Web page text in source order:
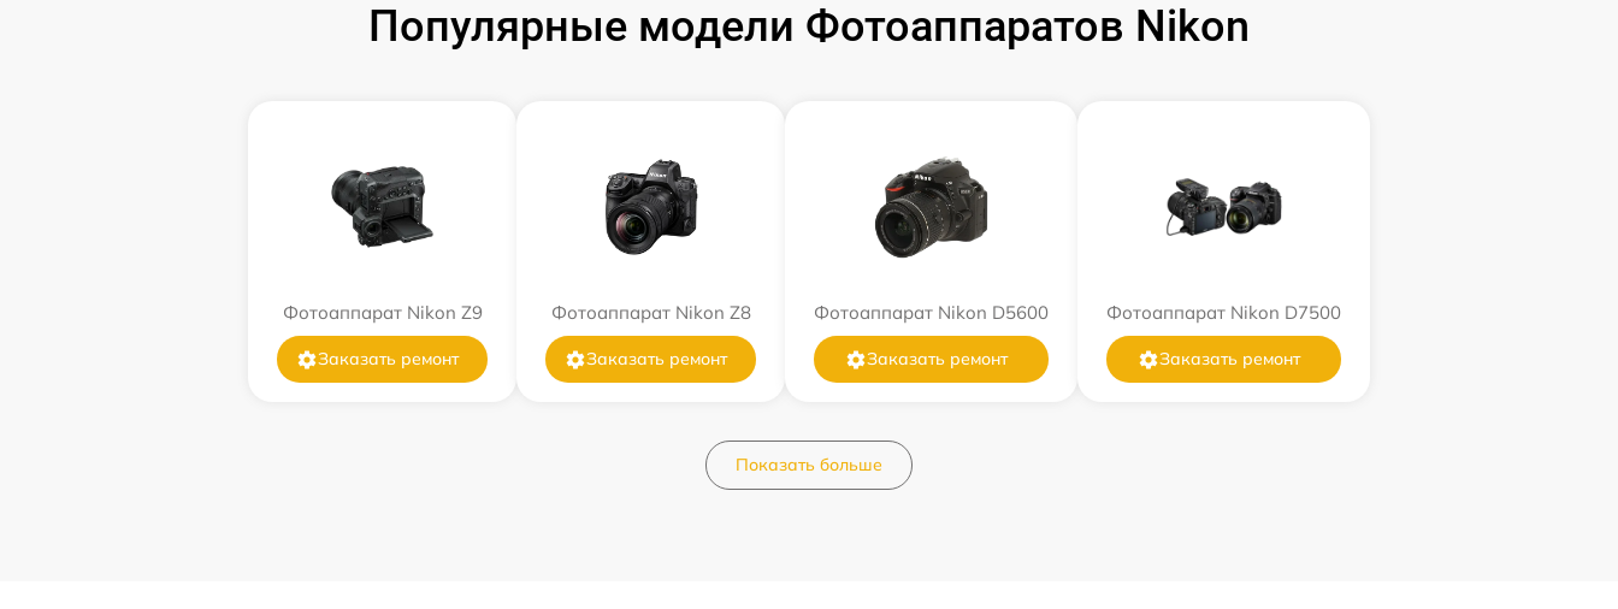
Популярные модели Фотоаппаратов Nikon
Фотоаппарат Nikon Z9
Заказать ремонт
Фотоаппарат Nikon Z8
Заказать ремонт
Фотоаппарат Nikon D5600
Заказать ремонт
Фотоаппарат Nikon D7500
Заказать ремонт
Показать больше